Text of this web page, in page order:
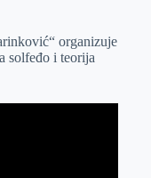
organizuje
solfeđo i teorija